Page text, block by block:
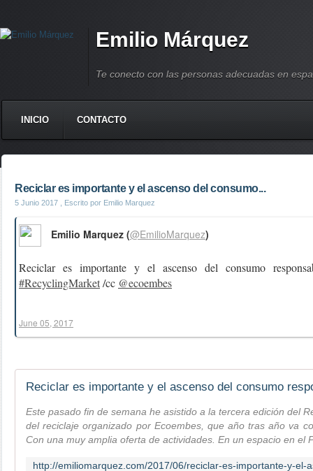
Emilio Márquez
Te conecto con las personas adecuadas en
INICIO CONTACTO
Reciclar es importante y el ascenso del consumo...
5 Junio 2017 , Escrito por Emilio Marquez
Reciclar es importante y el ascenso del consumo
#RecyclingMarket/cc @ecoembes
Emilio Marquez (@EmilioMarquez)
June 05, 2017
Este pasado fin de semana he asistido a la tercera edición del
del reciclaje organizado por Ecoembes, que año tras año va
Con una muy amplia oferta de actividades. En un espacio en el